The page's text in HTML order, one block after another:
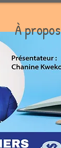
À propos